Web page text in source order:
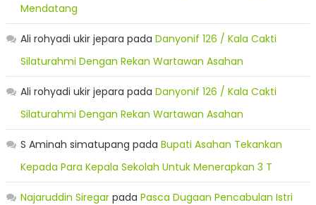
Mendatang
Ali rohyadi ukir jepara pada Danyonif 126 / Kala Cakti
Silaturahmi Dengan Rekan Wartawan Asahan
Ali rohyadi ukir jepara pada Danyonif 126 / Kala Cakti
Silaturahmi Dengan Rekan Wartawan Asahan
S Aminah simatupang pada Bupati Asahan Tekankan
Kepada Para Kepala Sekolah Untuk Menerapkan 3 T
Najaruddin Siregarpada Pasca Dugaan Pencabulan Istri